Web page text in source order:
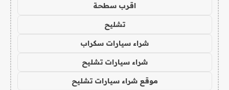
اقرب سطحة
تشليح
شراء سيارات سكراب
شراء سيارات تشليح
موقع شراء سيارات تشليح